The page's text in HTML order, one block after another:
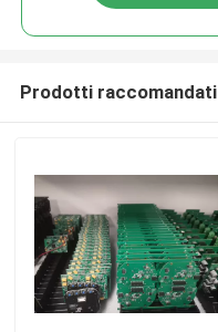
Prodotti raccomandati